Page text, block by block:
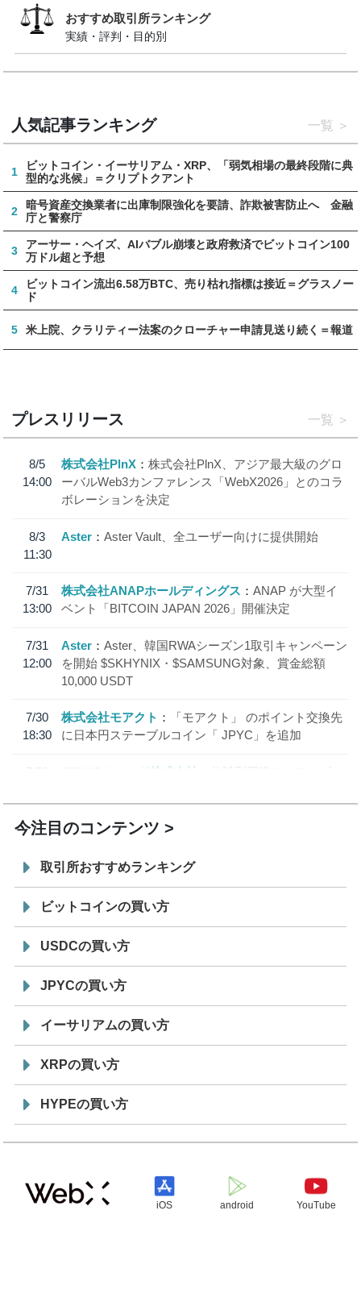
おすすめ取引所ランキング
実績・評判・目的別
人気記事ランキング 一覧
1
ビットコイン・イーサリアム・XRP、「弱気相場の最終段階に典
型的な兆候」＝クリプトクアント
2
暗号資産交換業者に出庫制限強化を要請、詐欺被害防止へ 金融
庁と警察庁
3
アーサー・ヘイズ、AIバブル崩壊と政府救済でビットコイン100
万ドル超と予想
4
ビットコイン流出6.58万BTC、売り枯れ指標は接近＝グラスノー
ド
5 米上院、クラリティー法案のクローチャー申請見送り続く＝報道
プレスリリース 一覧
8/5
14:00
株式会社PlnX
株式会社PlnX、アジア最大級のグロ
ーバルWeb3カンファレンス「WebX2026」とのコラ
ボレーションを決定
8/3
11:30
Aster Aster Vault、全ユーザー向けに提供開始
7/31
13:00
株式会社ANAPホールディングス
ANAP が大型イ
ベント「BITCOIN JAPAN 2026」開催決定
7/31
12:00
Aster
Aster、韓国RWAシーズン1取引キャンペーン
を開始 $SKHYNIX・$SAMSUNG対象、賞金総額
10,000 USDT
7/30
18:30
株式会社モアクト
「モアクト」 のポイント交換先
に日本円ステーブルコイン「 JPYC」を追加
7/29
SBI VCトレード株式会社
信託型円建てステーブル
今注目のコンテンツ
取引所おすすめランキング
ビットコインの買い方
USDCの買い方
JPYCの買い方
イーサリアムの買い方
XRPの買い方
HYPEの買い方
iOS android YouTube